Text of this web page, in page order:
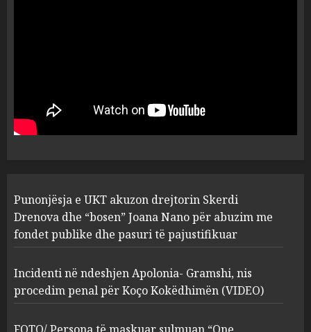
1
“bosen” Joana Nano për
abuzim me fondet publike dhe
pasuri të pajustifikuar
2
Apolonia- Gramshi, nis
procedim penal për Koço
Kokëdhimën (VIDEO)
MARCH 27, 2025
FOTO/ Persona të maskuar
sulmuan “One Albania”,
ngjarja u fsheh. A u vodhën
Punonjësja e UKT akuzon drejtorin Skerdi
Drenova dhe “bosen” Joana Nano për abuzim me
fondet publike dhe pasuri të pajustifikuar
Incidenti në ndeshjen Apolonia- Gramshi, nis
procedim penal për Koço Kokëdhimën (VIDEO)
FOTO/ Persona të maskuar sulmuan “One